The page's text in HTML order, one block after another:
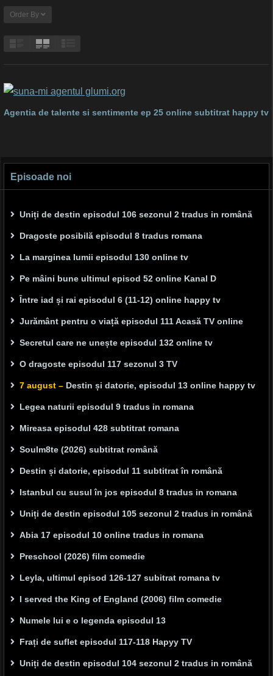
Order By
Agentia de talente si sentimente ep 25 online subtitrat happy tv
Episoade noi
Uniți de destin episodul 106 sezonul 2 tradus in română
Dragoste posibilă episodul 8 tradus romana
La marginea lumii episodul 130 online tv
Pe mâini bune ultimul episod 52 online Kanal D
Între iad și rai episodul 6 (11-12) online happy tv
Jurământ pentru o viață episodul 111 Acasă TV online
Secretul care ne unește episodul 132 online tv
O dragoste episodul 117 sezonul 3 TV
7 august – Destin și datorie, episodul 13 online happy tv
Legea naturii episodul 9 tradus in romana
Mireasa episodul 428 subtitrat romana
Soulm8te (2026) subtitrat română
Destin și datorie, episodul 11 subtitrat în română
Istanbul cu susul în jos episodul 8 tradus in romana
Uniți de destin episodul 105 sezonul 2 tradus in română
Abia 17 episodul 10 online tradus in romana
Preschool (2026) film comedie
Leyla, ultimul episod 126-127 subitrat romana tv
I served the King of England (2006) film comedie
Numele lui e o legenda episodul 13
Frați de suflet episodul 117-118 Hapyy TV
Uniți de destin episodul 104 sezonul 2 tradus in română